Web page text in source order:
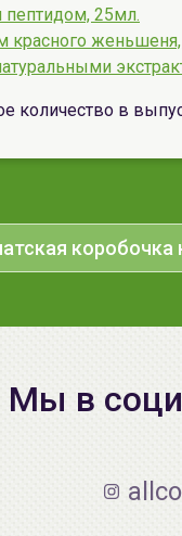
пептидом, 25мл.
красного
количество в
коробочка
Мы в